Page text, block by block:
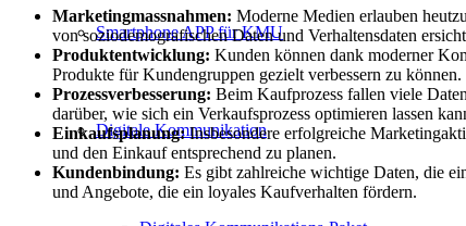
Smartphone APP für KMU
Digitale Kommunikation
Marketingmassnahmen: Moderne Medien erlauben
von soziodemografischen Daten und Verhaltensdaten
Produktentwicklung: Kunden können dank moderner
Produkte für Kundengruppen gezielt verbessern zu können.
Prozessverbesserung: Beim Kaufprozess fallen viele
darüber, wie sich ein Verkaufsprozess optimieren lassen
Einkaufsplanung:Insbesondere erfolgreiche
und den Einkauf entsprechend zu planen.
Kundenbindung: Es gibt zahlreiche wichtige Daten, die
und Angebote, die ein loyales Kaufverhalten fördern.